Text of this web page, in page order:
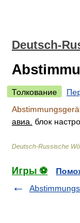
Deutsch-
Толкование
авиа. блок
Deutsch-Russische
Игры ⚽